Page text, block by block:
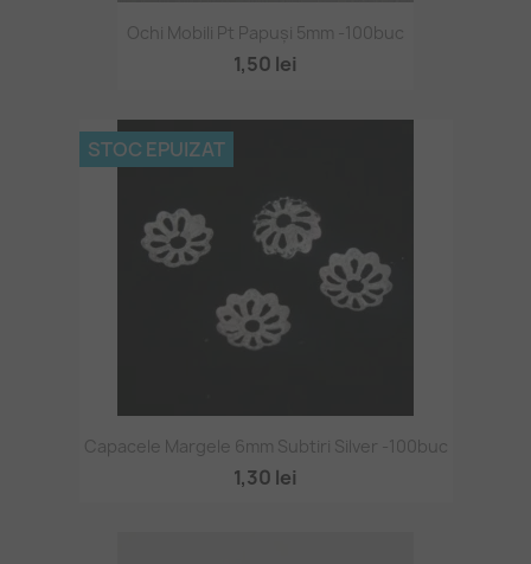
Ochi Mobili Pt Papuși 5mm -100buc
1,50 lei
Capacele Margele 6mm Subtiri Silver -100buc
1,30 lei
STOC EPUIZAT